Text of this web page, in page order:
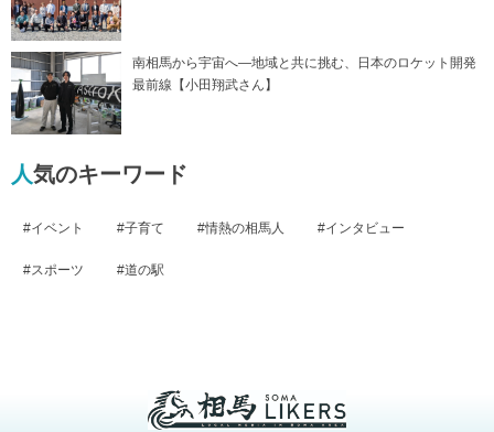
南相馬から宇宙へ―地域と共に挑む、日本のロケット開発
最前線【小田翔武さん】
人気のキーワード
イベント 子育て 情熱の相馬人 インタビュー
スポーツ 道の駅